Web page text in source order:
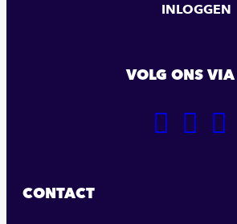
INLOGGEN
VOLG ONS VIA
GA
GA
CONTACT